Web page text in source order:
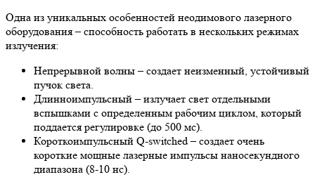
Одна из уникальных особенностей неодимового лазерного
оборудования – способность работать в нескольких режимах
излучения:
Непрерывной волны – создает неизменный, устойчивый
пучок света.
Длинноимпульсный – излучает свет отдельными
вспышками с определенным рабочим циклом, который
поддается регулировке (до 500 мс).
Короткоимпульсный Q-switched – создает очень
короткие мощные лазерные импульсы наносекундного
диапазона (8-10 нс).